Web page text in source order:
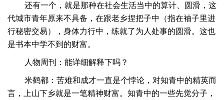
还有一个，就是那种在社会生活当中的算计、圆滑，这
代城市青年原来不具备，在跟老乡捏把子中（指在袖子里进
行秘密交易），身体力行中，练就了为人处事的圆滑。这也
是书本中学不到的财富。
人物周刊：能详细解释下吗？
米鹤都：苦难和成才一直是个悖论，对知青中的精英而
言，上山下乡就是一笔精神财富。知青中的一些先觉分子，